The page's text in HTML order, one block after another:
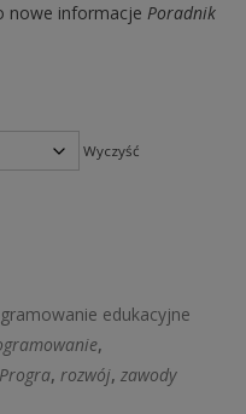
nowe informacje Poradnik
Wyczyść
edukacyjne
,
Progra, rozwój, zawody